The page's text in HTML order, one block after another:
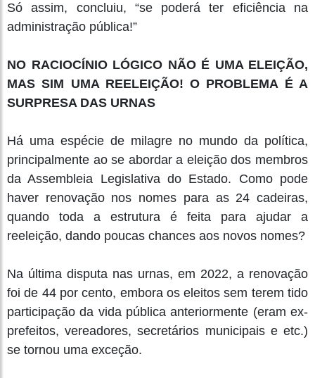
Só assim, concluiu, “se poderá ter eficiência na
administração pública!”
NO RACIOCÍNIO LÓGICO NÃO É UMA ELEIÇÃO,
MAS SIM UMA REELEIÇÃO! O PROBLEMA É A
SURPRESA DAS URNAS
Há uma espécie de milagre no mundo da política,
principalmente ao se abordar a eleição dos membros
da Assembleia Legislativa do Estado. Como pode
haver renovação nos nomes para as 24 cadeiras,
quando toda a estrutura é feita para ajudar a
reeleição, dando poucas chances aos novos nomes?
Na última disputa nas urnas, em 2022, a renovação
foi de 44 por cento, embora os eleitos sem terem tido
participação da vida pública anteriormente (eram ex-
prefeitos, vereadores, secretários municipais e etc.)
se tornou uma exceção.